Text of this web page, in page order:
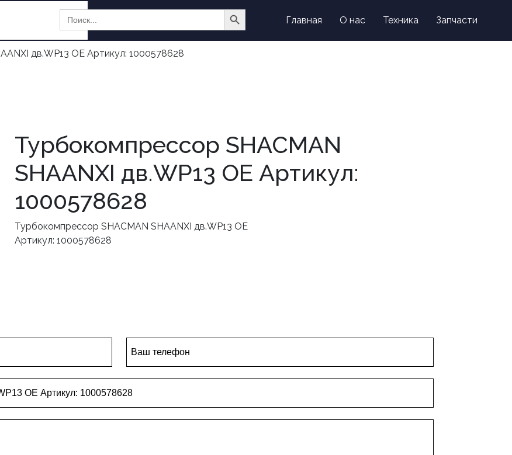
Search
for:
Search Button
Главная
О нас Техника Запчасти
дв.WP13 OE Артикул: 1000578628
Турбокомпрессор SHACMAN
SHAANXI дв.WP13 OE Артикул:
1000578628
Турбокомпрессор SHACMAN SHAANXI дв.WP13 OE
Артикул: 1000578628